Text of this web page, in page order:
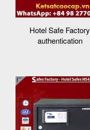
Hotel Safe Factory
authentication